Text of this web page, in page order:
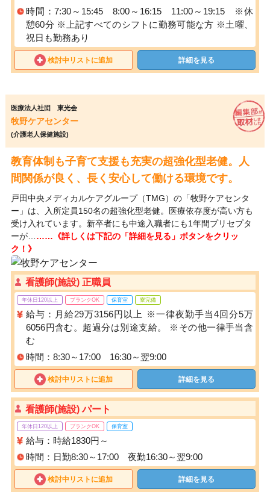
時間：7:30～15:45 8:00～16:15 11:00～19:15 ※休
憩60分 ※上記すべてのシフトに勤務可能な方 ※土曜、
祝日も勤務あり
検討中リストに追加 詳細を見る
医療法人社団 東光会
牧野ケアセンター
(介護老人保健施設)
教育体制も子育て支援も充実の超強化型老健。人
間関係が良く、長く安心して働ける環境です。
戸田中央メディカルケアグループ（TMG）の「牧野ケアセンタ
ー」は、入所定員150名の超強化型老健。医療依存度が高い方も
受け入れています。新卒者にも中途入職者にも1年間プリセプタ
ーが… ……《詳しくは下記の「詳細を見る」ボタンをクリッ
ク！》
看護師(施設) 正職員
年休日120以上 ブランクOK 保育室 寮完備
給与：月給29万3156円以上 ※一律夜勤手当4回分5万
6056円含む。超過分は別途支給。 ※その他一律手当含
む
時間：8:30～17:00 16:30～翌9:00
検討中リストに追加 詳細を見る
看護師(施設) パート
年休日120以上 ブランクOK 保育室
給与：時給1830円～
時間：日勤8:30～17:00 夜勤16:30～翌9:00
検討中リストに追加 詳細を見る